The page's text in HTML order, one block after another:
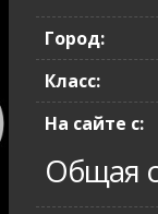
Город:
Класс:
На сайте с:
Общая